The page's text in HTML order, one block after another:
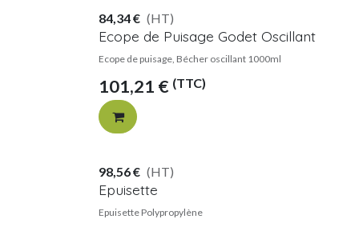
Ecope de Puisage Godet Oscillant
Ecope de puisage, Bécher oscillant 1000ml
101,21 € (TTC)
84,34€ (HT)
Epuisette
Epuisette Polypropylène
98,56€ (HT)